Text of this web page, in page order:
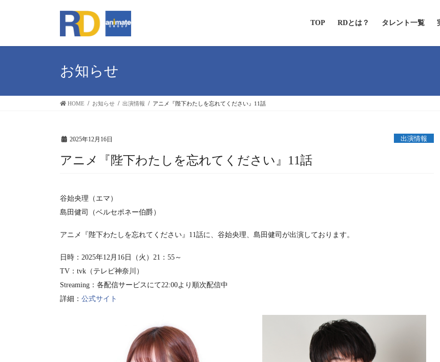
TOP RDとは？ タレント一覧
お知らせ
HOME お知らせ 出演情報 アニメ『陛下わたしを忘れてください』11話
2025年12月16日 出演情報
アニメ『陛下わたしを忘れてください』11話
谷始央理（エマ）
島田健司（ベルセポネー伯爵）
アニメ『陛下わたしを忘れてください』11話に、谷始央理、島田健司が出演しております。
日時：2025年12月16日（火）21：55～
TV：tvk（テレビ神奈川）
Streaming：各配信サービスにて22:00より順次配信中
詳細： 公式サイト